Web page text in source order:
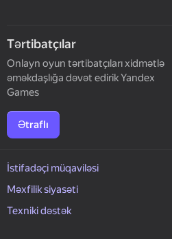
Tərtibatçılar
Onlayn oyun tərtibatçıları xidmətlə
əməkdaşlığa dəvət edirik Yandex
Games
Ətraflı
İstifadəçi müqaviləsi
Məxfilik siyasəti
Texniki dəstək